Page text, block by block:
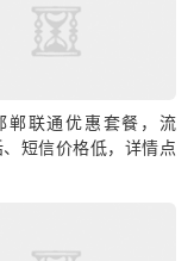
郸联通优惠套餐，流
短信价格低，详情点